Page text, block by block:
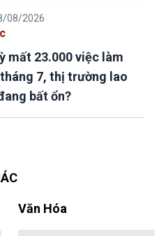
08/2026
mất 23.000 việc làm
7, thị trường lao
bất ổn?
Văn Hóa